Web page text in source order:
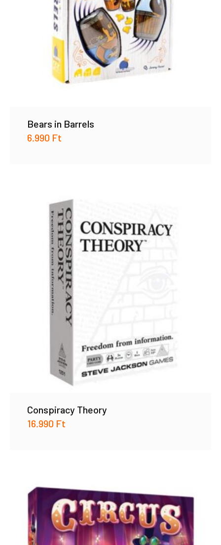
Bears in Barrels
6.990 Ft
Conspiracy Theory
16.990 Ft